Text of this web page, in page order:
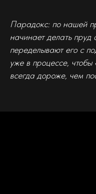
Парадокс: по нашей
начинает делать
переделывают его с
уже в процессе, чтобы
всегда дороже, чем